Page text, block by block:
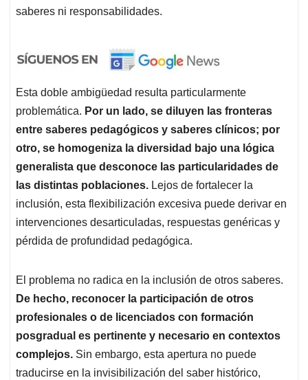
saberes ni responsabilidades.
Esta doble ambigüedad resulta particularmente
problemática. Por un lado, se diluyen las fronteras
entre saberes pedagógicos y saberes clínicos; por
otro, se homogeniza la diversidad bajo una lógica
generalista que desconoce las particularidades de
las distintas poblaciones. Lejos de fortalecer la
inclusión, esta flexibilización excesiva puede derivar en
intervenciones desarticuladas, respuestas genéricas y
pérdida de profundidad pedagógica.
El problema no radica en la inclusión de otros saberes.
De hecho, reconocer la participación de otros
profesionales o de licenciados con formación
posgradual es pertinente y necesario en contextos
complejos. Sin embargo, esta apertura no puede
traducirse en la invisibilización del saber histórico,